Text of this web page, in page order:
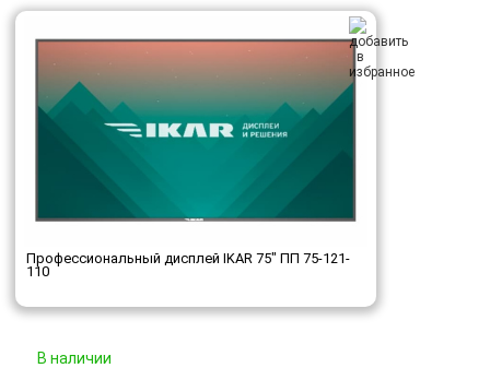
Профессиональный дисплей IKAR 75" ПП 75-121-
110
В наличии